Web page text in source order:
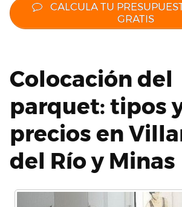
CALCULA TU
GRATIS
Colocación del
parquet: tipos
precios en
del Río y Minas